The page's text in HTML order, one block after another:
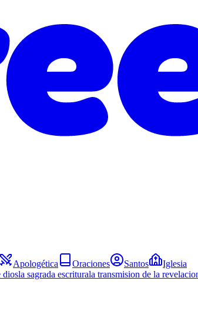
Apologética Oraciones Santos
Iglesia
diosla sagrada escriturala transmision de la